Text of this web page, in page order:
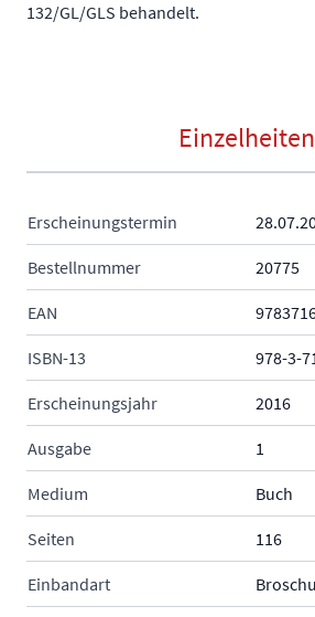
132/GL/GLS behandelt.
Einzelheiten
Erscheinungstermin
Bestellnummer 20775
EAN
ISBN-13 978-3-
Erscheinungsjahr 2016
Ausgabe 1
Medium Buch
Seiten 116
Einbandart